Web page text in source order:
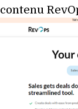
contenu